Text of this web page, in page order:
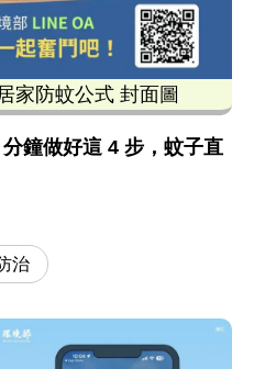
家防蚊公式 封面圖
鐘做好這 4 步，蚊子直
治